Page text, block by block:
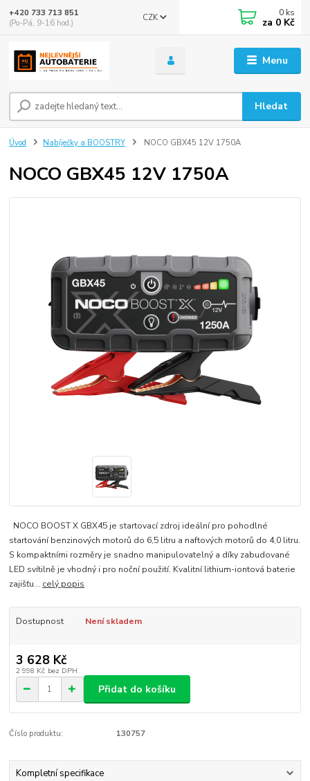
Menu
CZK
Hledat
+420 733 713 851
(Po-Pá, 9-16 hod.)
0 ks
za 0 Kč
Úvod Nabíječky a BOOSTRY NOCO GBX45 12V 1750A
NOCO GBX45 12V 1750A
NOCO BOOST X GBX45 je startovací zdroj ideální pro pohodlné
startování benzinových motorů do 6,5 litru a naftových motorů do 4,0 litru.
S kompaktními rozměry je snadno manipulovatelný a díky zabudované
LED svítilně je vhodný i pro noční použití. Kvalitní lithium-iontová baterie
zajišťu... celý popis
Dostupnost Není skladem
3 628 Kč
2 998 Kč bez DPH
Přidat do košíku
Číslo produktu: 130757
Kompletní specifikace